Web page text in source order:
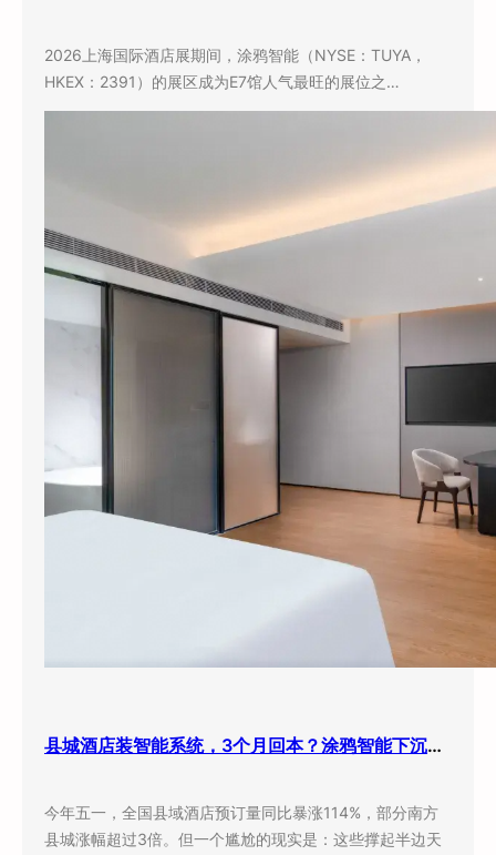
2026上海国际酒店展期间，涂鸦智能（NYSE：TUYA，
HKEX：2391）的展区成为E7馆人气最旺的展位之…
县城酒店装智能系统，3个月回本？涂鸦智能下沉市场打法曝光
今年五一，全国县域酒店预订量同比暴涨114%，部分南方
县城涨幅超过3倍。但一个尴尬的现实是：这些撑起半边天